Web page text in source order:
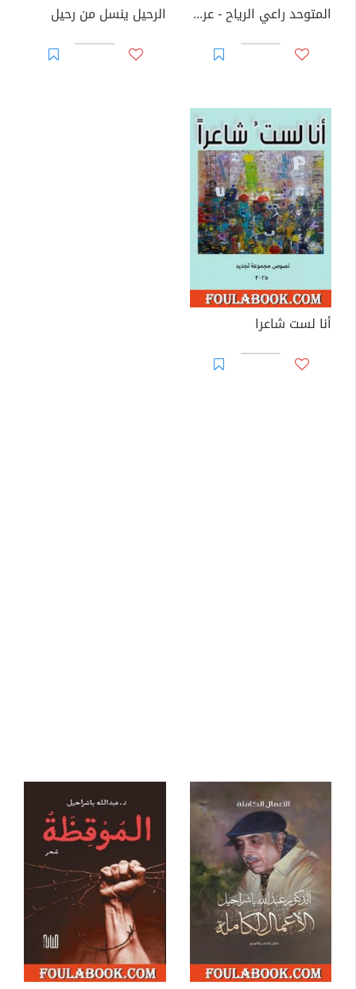
المتوحد راعي الرياح - عربي فارسي الرحيل ينسل من رحيل
أنا لست شاعرا